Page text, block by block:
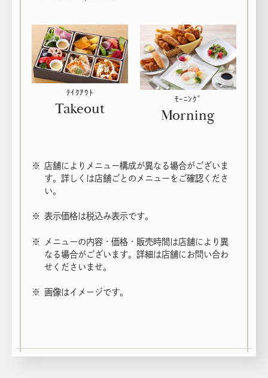
採用情報
店舗検索
ﾃｲｸｱｳﾄ
Takeout
ﾓｰﾆﾝｸﾞ
Morning
※ 店舗によりメニュー構成が異なる場合がございま
す。詳しくは店舗ごとのメニューをご確認くださ
い。
※ 表示価格は税込み表示です。
※
メニューの内容・価格・販売時間は店舗により異
なる場合がございます。詳細は店舗にお問い合わ
せくださいませ。
※ 画像はイメージです。